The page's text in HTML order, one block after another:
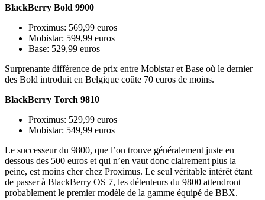
BlackBerry Bold 9900
Proximus: 569,99 euros
Mobistar: 599,99 euros
Base: 529,99 euros
Surprenante différence de prix entre Mobistar et Base où le dernier
des Bold introduit en Belgique coûte 70 euros de moins.
BlackBerry Torch 9810
Proximus: 529,99 euros
Mobistar: 549,99 euros
Le successeur du 9800, que l’on trouve généralement juste en
dessous des 500 euros et qui n’en vaut donc clairement plus la
peine, est moins cher chez Proximus. Le seul véritable intérêt étant
de passer à BlackBerry OS 7, les détenteurs du 9800 attendront
probablement le premier modèle de la gamme équipé de BBX.